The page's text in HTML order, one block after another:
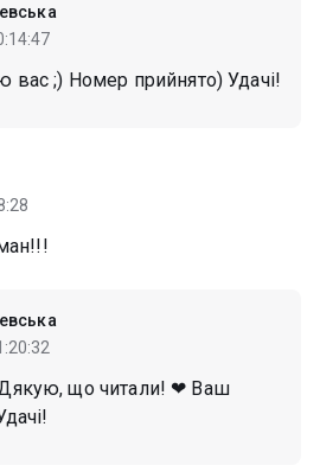
вас ;) Номер прийнято) Удачі!
що читали! ❤ Ваш